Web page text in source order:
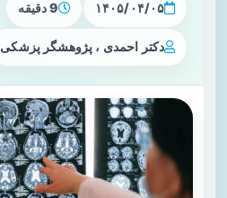
۱۴۰۵/۰۴/۰۵ 9 دقیقه
دکتر احمدی ، پژوهشگر پزشکی